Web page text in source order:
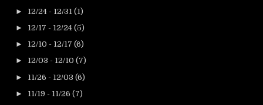
► 12/24 - 12/31 (1)
► 12/17 - 12/24 (5)
► 12/10 - 12/17 (6)
► 12/03 - 12/10 (7)
► 11/26 - 12/03 (6)
► 11/19 - 11/26 (7)